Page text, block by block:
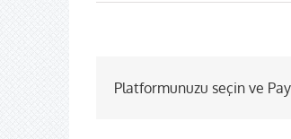
Platformunuzu seçin ve